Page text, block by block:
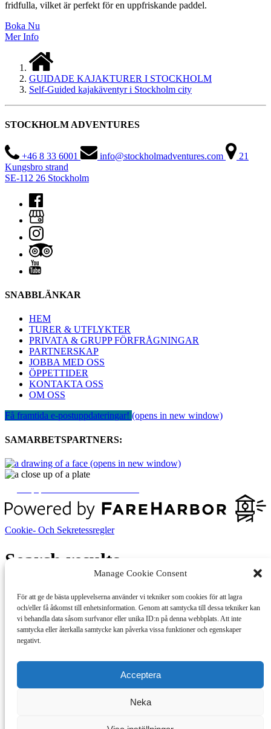
Manage Cookie Consent
För att ge de bästa upplevelserna använder vi tekniker som cookies för att lagra
och/eller få åtkomst till enhetsinformation. Genom att samtycka till dessa tekniker kan
vi behandla data såsom surfvanor eller unika ID:n på denna webbplats. Att inte
samtycka eller återkalla samtycke kan påverka vissa funktioner och egenskaper
negativt.
Acceptera
Neka
fridfulla, vilket är perfekt för en uppfriskande paddel.
Boka Nu
Mer Info
GUIDADE KAJAKTURER I STOCKHOLM
Self-Guided kajakäventyr i Stockholm city
STOCKHOLM ADVENTURES
+46 8 33 6001 info@stockholmadventures.com
21
Kungsbro strand
SE-112 26 Stockholm
SNABBLÄNKAR
HEM
TURER & UTFLYKTER
PRIVATA & GRUPP FÖRFRÅGNINGAR
PARTNERSKAP
JOBBA MED OSS
ÖPPETTIDER
KONTAKTA OSS
OM OSS
Få framtida e-postuppdateringar! (opens in new window)
SAMARBETSPARTNERS:
(opens in new window)
Cookie- Och Sekretessregler
Search results
Search
Filters
Show filters
Relevance • Newest • Oldest
No results found